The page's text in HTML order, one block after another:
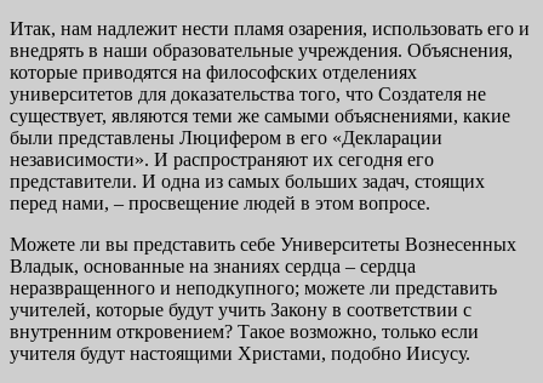
Итак, нам надлежит нести пламя озарения, использовать его и
внедрять в наши образовательные учреждения. Объяснения,
которые приводятся на философских отделениях
университетов для доказательства того, что Создателя не
существует, являются теми же самыми объяснениями, какие
были представлены Люцифером в его «Декларации
независимости». И распространяют их сегодня его
представители. И одна из самых больших задач, стоящих
перед нами, – просвещение людей в этом вопросе.
Можете ли вы представить себе Университеты Вознесенных
Владык, основанные на знаниях сердца – сердца
неразвращенного и неподкупного; можете ли представить
учителей, которые будут учить Закону в соответствии с
внутренним откровением? Такое возможно, только если
учителя будут настоящими Христами, подобно Иисусу.